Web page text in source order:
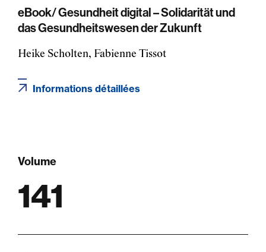
eBook/ Gesundheit digital – Solidarität und
das Gesundheitswesen der Zukunft
Heike Scholten, Fabienne Tissot
Informations détaillées
Volume
141